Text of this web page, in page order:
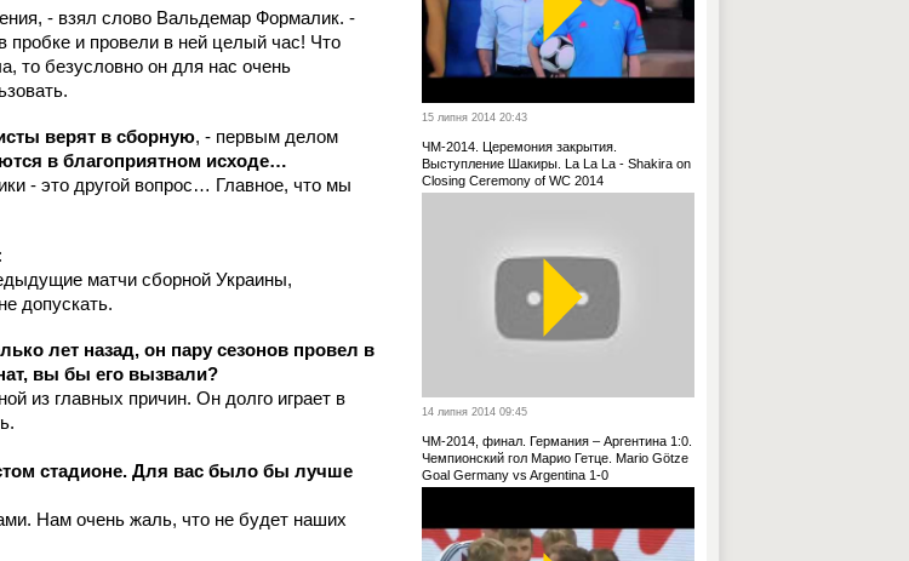
- взял слово Вальдемар Формалик. -
пробке и провели в ней целый час! Что
то безусловно он для нас очень
верят в сборную, - первым делом
в благоприятном исходе…
- это другой вопрос… Главное, что мы
:
матчи сборной Украины,
допускать.
лет назад, он пару сезонов провел в
вы бы его вызвали?
из главных причин. Он долго играет в
стадионе. Для вас было бы лучше
Нам очень жаль, что не будет наших
15 липня 2014 20:43
ЧМ-2014. Церемония закрытия.
Выступление Шакиры. La La La - Shakira on
Closing Ceremony of WC 2014
14 липня 2014 09:45
ЧМ-2014, финал. Германия – Аргентина 1:0.
Чемпионский гол Марио Гетце. Mario Götze
Goal Germany vs Argentina 1-0